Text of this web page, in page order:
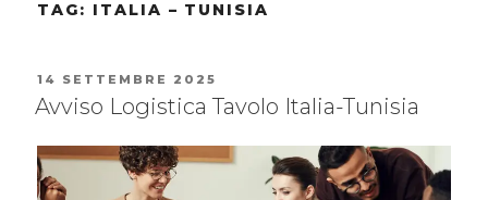
TAG: ITALIA – TUNISIA
14 SETTEMBRE 2025
Avviso Logistica Tavolo Italia-Tunisia